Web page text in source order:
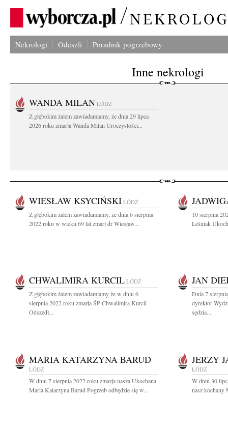
Nekrologi Odeszli Poradnik pogrzebowy
Inne nekrologi
WANDA MILAN ŁÓDŹ
Z głębokim żalem zawiadamiamy, że dnia 29 lipca
2026 roku zmarła Wanda Milan Uroczystości...
WIESŁAW KSYCIŃSKI ŁÓDŹ
Z głębokim żalem zawiadamiamy, że dnia 6 sierpnia
2022 roku w wieku 69 lat zmarł dr Wiesław...
10 sierpnia
Leśniak
CHWALIMIRA KURCIL ŁÓDŹ
Z głębokim żalem zawiadamiamy że w dniu 6
sierpnia 2022 roku zmarła ŚP Chwalimira Kurcil
Odszedł...
JAN
Dnia 7
dyrektor
sędzia...
MARIA KATARZYNA BARUD
ŁÓDŹ
W dniu 7 sierpnia 2022 roku zmarła nasza Ukochana
Maria Katarzyna Barud Pogrzeb odbędzie się w...
JERZY
ŁÓDŹ
W dniu 30
nasz kochany